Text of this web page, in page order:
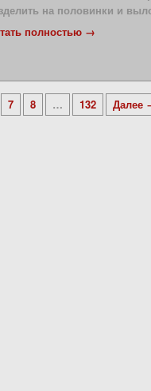
на половинки и
полностью →
7 8 … 132 Далее